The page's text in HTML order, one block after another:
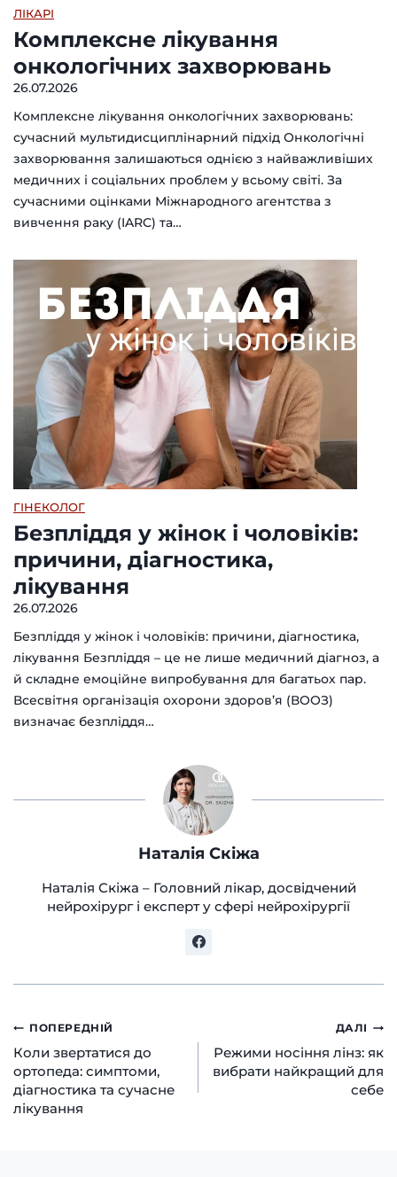
ЛІКАРІ
Комплексне лікування
онкологічних захворювань
26.07.2026
Комплексне лікування онкологічних захворювань:
сучасний мультидисциплінарний підхід Онкологічні
захворювання залишаються однією з найважливіших
медичних і соціальних проблем у всьому світі. За
сучасними оцінками Міжнародного агентства з
вивчення раку (IARC) та…
ГІНЕКОЛОГ
Безпліддя у жінок і чоловіків:
причини, діагностика,
лікування
26.07.2026
Безпліддя у жінок і чоловіків: причини, діагностика,
лікування Безпліддя – це не лише медичний діагноз, а
й складне емоційне випробування для багатьох пар.
Всесвітня організація охорони здоров’я (ВООЗ)
визначає безпліддя…
Наталія Скіжа
Наталія Скіжа – Головний лікар, досвідчений
нейрохірург і експерт у сфері нейрохірургії
Навігація
записів
ПОПЕРЕДНІЙ
Коли звертатися до
ортопеда: симптоми,
діагностика та сучасне
лікування
ДАЛІ
Режими носіння лінз: як
вибрати найкращий для
себе